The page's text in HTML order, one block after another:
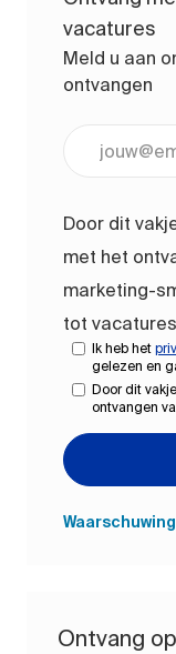
vacatures
Meld u aan
ontvangen
Door dit
met het
marketing-
tot
Ik heb het
gelezen en
Door dit
ontvangen
Ontvang